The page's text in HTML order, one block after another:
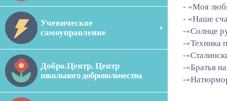
Ученическое
самоуправление
Добро.Центр. Центр
школьного добровольчества
- «Моя
- «Наше
-«Солнце
-«Техника
-
-«Братья
-